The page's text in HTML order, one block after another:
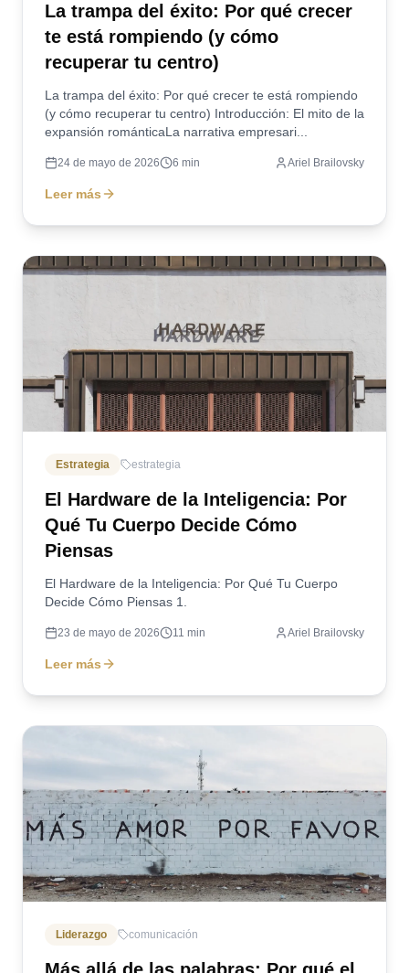
La trampa del éxito: Por qué crecer
te está rompiendo (y cómo
recuperar tu centro)
La trampa del éxito: Por qué crecer te está rompiendo
(y cómo recuperar tu centro) Introducción: El mito de la
expansión románticaLa narrativa empresari...
24 de mayo de 2026 6 min Ariel Brailovsky
Leer más
Estrategia estrategia
El Hardware de la Inteligencia: Por
Qué Tu Cuerpo Decide Cómo
Piensas
El Hardware de la Inteligencia: Por Qué Tu Cuerpo
Decide Cómo Piensas 1.
23 de mayo de 2026 11 min Ariel Brailovsky
Leer más
Liderazgo comunicación